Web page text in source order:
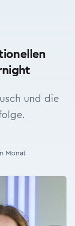
und die
Monat